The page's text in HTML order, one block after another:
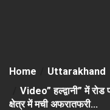
Home
Uttarakhand
Video” हल्द्वानी” में
क्षेत्र में मची अफरातफरी…